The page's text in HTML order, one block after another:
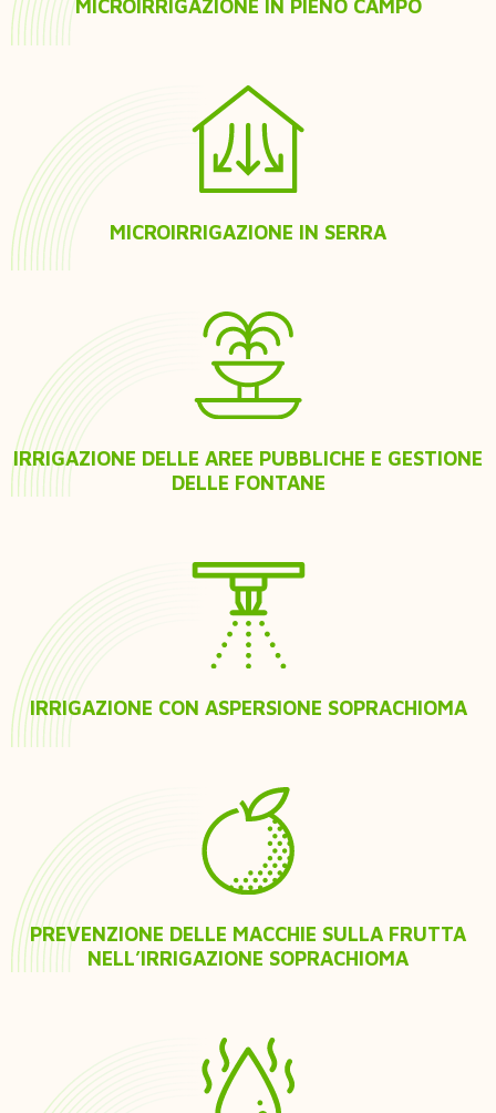
MICROIRRIGAZIONE IN PIENO CAMPO
MICROIRRIGAZIONE IN SERRA
IRRIGAZIONE DELLE AREE PUBBLICHE E GESTIONE
DELLE FONTANE
IRRIGAZIONE CON ASPERSIONE SOPRACHIOMA
PREVENZIONE DELLE MACCHIE SULLA FRUTTA
NELL’IRRIGAZIONE SOPRACHIOMA